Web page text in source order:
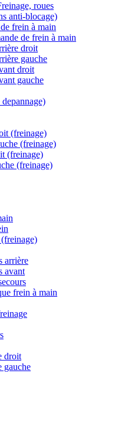
roues
anti-blocage)
frein à main
de frein à main
droit
gauche
droit
gauche
(freinage)
(freinage)
(freinage)
(freinage)
arrière
avant
frein à main
droit
gauche